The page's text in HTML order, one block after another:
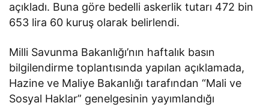
açıkladı. Buna göre bedelli askerlik tutarı 472 bin
653 lira 60 kuruş olarak belirlendi.
Milli Savunma Bakanlığı’nın haftalık basın
bilgilendirme toplantısında yapılan açıklamada,
Hazine ve Maliye Bakanlığı tarafından “Mali ve
Sosyal Haklar” genelgesinin yayımlandığı